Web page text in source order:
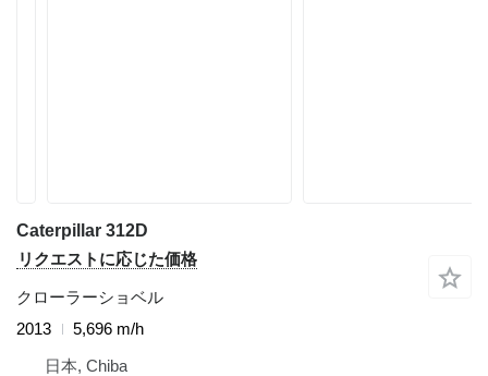
Caterpillar 312D
リクエストに応じた価格
クローラーショベル
2013
5,696 m/h
日本, Chiba